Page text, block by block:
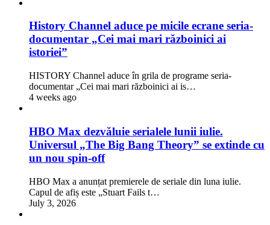
History Channel aduce pe micile ecrane seria-
documentar „Cei mai mari războinici ai
istoriei”
HISTORY Channel aduce în grila de programe seria-
documentar „Cei mai mari războinici ai is…
4 weeks ago
HBO Max dezvăluie serialele lunii iulie.
Universul „The Big Bang Theory” se extinde cu
un nou spin-off
HBO Max a anunțat premierele de seriale din luna iulie.
Capul de afiș este „Stuart Fails t…
July 3, 2026